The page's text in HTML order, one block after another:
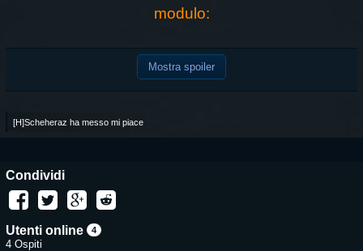
modulo:
Mostra spoiler
[H]Scheheraz ha messo mi piace
Condividi
Utenti online 4
4 Ospiti